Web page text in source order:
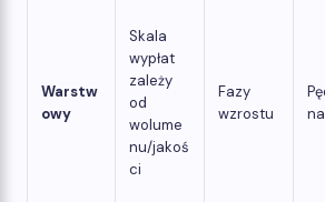
Warstw
owy
Skala
wypłat
zależy
od
wolume
nu/jakoś
ci
Fazy ​​
wzrostu